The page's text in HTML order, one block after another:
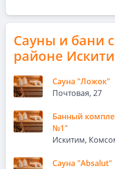
Сауны и бани
районе
Сауна "Ложок"
Почтовая, 27
Банный
№1"
Искитим,
Сауна "Absalut"